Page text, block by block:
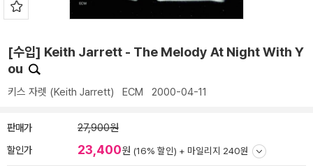
[수입] Keith Jarrett - The Melody At Night With Y
ou
키스 자렛 (Keith Jarrett) ECM 2000-04-11
판매가 27,900원
할인가 23,400원 (16% 할인) + 마일리지 240원